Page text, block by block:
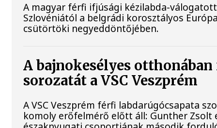
A magyar férfi ifjúsági kézilabda-
Szlovéniától a belgrádi korosztályos
csütörtöki negyeddöntőjében.
A bajnokesélyes
sorozatát a VSC Veszprém
A VSC Veszprém férfi labdarúgócsapata
komoly erőfelmérő előtt áll: Gunther Zsolt